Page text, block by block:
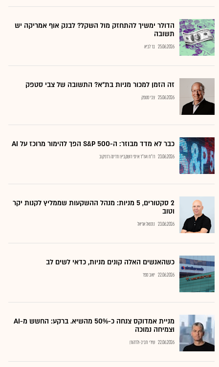
הדולר ימשיך להתחזק מול השקל? לבנק אוף אמריקה יש
תשובה
25.06.2026 בר לביא
זה הזמן למכור מניות בת"א? התשובה של צבי סטפק
25.06.2026 צבי סטפק
כבר לא מדד מבוזר: ה-S&P 500 הפך להימור מרוכז על AI
23.06.2026 רו"ח ועו"ד איתי רושקביץ ודרינה רזניקוב
2 סקטורים, 5 מניות: מנהל ההשקעות שממליץ לקנות יקר
וטוב
23.06.2026 נתנאל אריאל
כשהאנשים האלה קונים מניות, כדאי לשים לב
22.06.2026 יואב ספר
מניית אמדוקס צנחה כ-50% מהשיא. ברקע: החשש מ-AI
וצמיחה נמוכה
22.06.2026 שירי חביב-ולדהורן